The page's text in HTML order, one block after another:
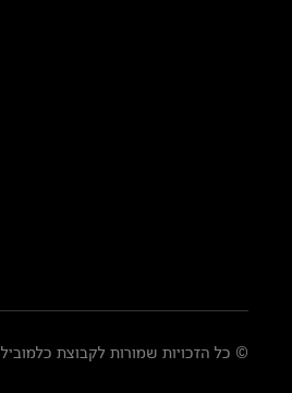
© כל הזכויות שמורות לקבוצת כלמוביל